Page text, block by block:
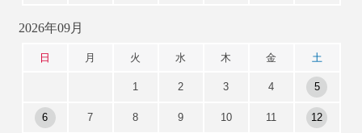
2026年09月
日 月 火 水 木 金 土
1 2 3 4 5
6 7 8 9 10 11 12